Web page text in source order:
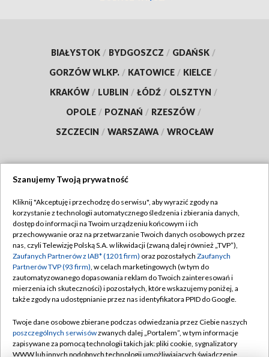
BIAŁYSTOK / BYDGOSZCZ / GDAŃSK /
GORZÓW WLKP. / KATOWICE / KIELCE /
KRAKÓW / LUBLIN / ŁÓDŹ / OLSZTYN /
OPOLE / POZNAŃ / RZESZÓW /
SZCZECIN / WARSZAWA / WROCŁAW
TVP
Abonament TVP
Emisja w TVP
Centrum informacji TVP
Naziemna Telewizja Cyfrowa
Rada Programowa
System NOS
Regulamin TVP
Polityka prywatności
Moje zgody
Pomoc
Kontakt
Szanujemy Twoją prywatność
Kliknij "Akceptuję i przechodzę do serwisu", aby wyrazić zgody na
korzystanie z technologii automatycznego śledzenia i zbierania danych,
dostęp do informacji na Twoim urządzeniu końcowym i ich
przechowywanie oraz na przetwarzanie Twoich danych osobowych przez
nas, czyli Telewizję Polską S.A. w likwidacji (zwaną dalej również „TVP”),
Zaufanych Partnerów z IAB* (1201 firm) oraz pozostałych Zaufanych
Partnerów TVP (93 firm), w celach marketingowych (w tym do
zautomatyzowanego dopasowania reklam do Twoich zainteresowań i
mierzenia ich skuteczności) i pozostałych, które wskazujemy poniżej, a
także zgody na udostępnianie przez nas identyfikatora PPID do Google.
Twoje dane osobowe zbierane podczas odwiedzania przez Ciebie naszych
poszczególnych serwisówzwanych dalej „Portalem”, w tym informacje
zapisywane za pomocą technologii takich jak: pliki cookie, sygnalizatory
WWW lub innych podobnych technologii umożliwiających świadczenie